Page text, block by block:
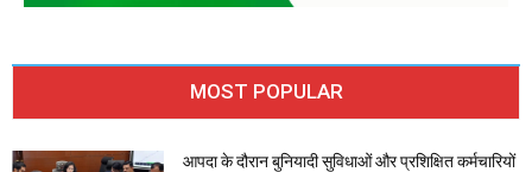
MOST POPULAR
आपदा के दौरान बुनियादी सुविधाओं और प्रशिक्षित कर्मचारियों